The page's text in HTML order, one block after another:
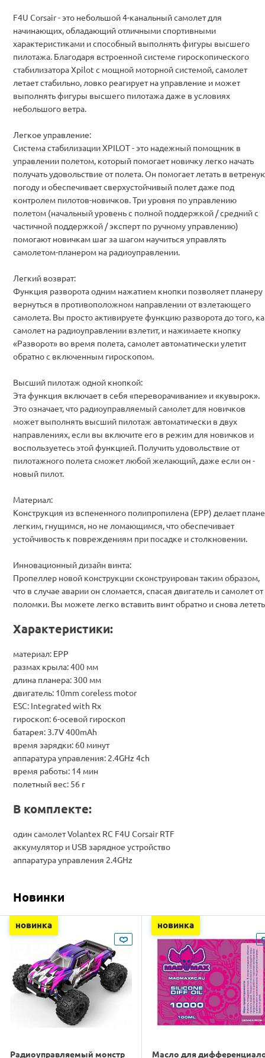
F4U Corsair - это небольшой 4-канальный самолет для
начинающих, обладающий отличными спортивными
характеристиками и способный выполнять фигуры высшего
пилотажа. Благодаря встроенной системе гироскопического
стабилизатора Xpilot с мощной моторной системой, самолет
летает стабильно, ловко реагирует на управление и может
выполнять фигуры высшего пилотажа даже в условиях
небольшого ветра.
Легкое управление:
Система стабилизации XPILOT - это надежный помощник в
управлении полетом, который помогает новичку легко начать
получать удовольствие от полета. Он помогает летать в
погоду и обеспечивает сверхустойчивый полет даже под
контролем пилотов-новичков. Три уровня по управлению
полетом (начальный уровень с полной поддержкой / средний с
частичной поддержкой / эксперт по ручному управлению)
помогают новичкам шаг за шагом научиться управлять
самолетом-планером на радиоуправлении.
Легкий возврат:
Функция разворота одним нажатием кнопки позволяет планеру
вернуться в противоположном направлении от взлетающего
самолета. Вы просто активируете функцию разворота до того,
самолет на радиоуправлении взлетит, и нажимаете кнопку
«Разворот» во время полета, самолет автоматически улетит
обратно с включенным гироскопом.
Высший пилотаж одной кнопкой:
Эта функция включает в себя «переворачивание» и «кувырок».
Это означает, что радиоуправляемый самолет для новичков
может выполнять высший пилотаж автоматически в двух
направлениях, если вы включите его в режим для новичков и
воспользуетесь этой функцией. Получить удовольствие от
пилотажного полета сможет любой желающий, даже если он -
новый пилот.
Материал:
Конструкция из вспененного полипропилена (EPP) делает
легким, гнущимся, но не ломающимся, что обеспечивает
устойчивость к повреждениям при посадке и столкновении.
Инновационный дизайн винта:
Пропеллер новой конструкции сконструирован таким образом,
что в случае аварии он сломается, спасая двигатель и самолет от
поломки. Вы можете легко вставить винт обратно и снова
Характеристики:
материал: EPP
размах крыла: 400 мм
длина планера: 300 мм
двигатель: 10mm coreless motor
ESC: Integrated with Rx
гироскоп: 6-осевой гироскоп
батарея: 3.7V 400mAh
время зарядки: 60 минут
аппаратура управления: 2.4GHz 4ch
время работы: 14 мин
полетный вес: 56 г
В комплекте:
один самолет Volantex RC F4U Corsair RTF
аккумулятор и USB зарядное устройство
аппаратура управления 2.4GHz
Новинки
новинка
Радиоуправляемый монстр
новинка
Масло для